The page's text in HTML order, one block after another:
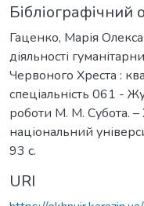
Бібліографічний
Гаценко, Марія
діяльності
Червоного Хреста :
спеціальність 061 -
роботи М. М. Субота. –
національний
93 с.
URI